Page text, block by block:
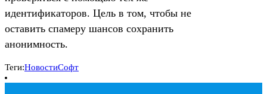
идентификаторов. Цель в том, чтобы не
оставить спамеру шансов сохранить
анонимность.
Теги:НовостиСофт